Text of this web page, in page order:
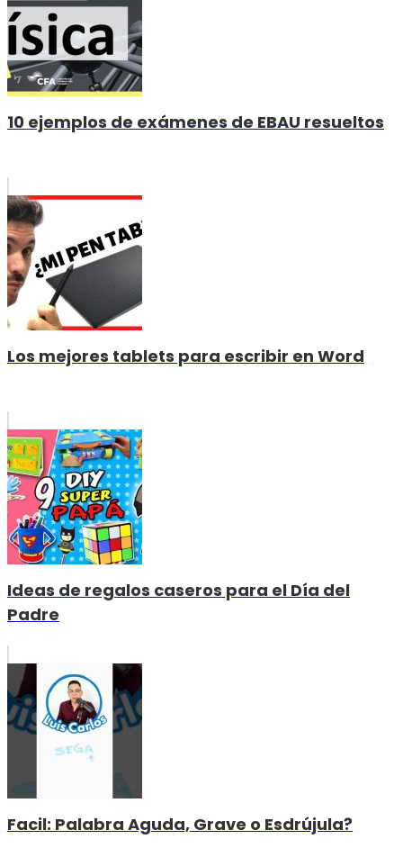
10 ejemplos de exámenes de EBAU resueltos
Los mejores tablets para escribir en Word
Ideas de regalos caseros para el Día del
Padre
Facil: Palabra Aguda, Grave o Esdrújula?